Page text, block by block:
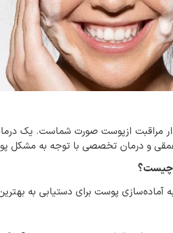
مراقبت ازپوست صورت شماست. یک
عمقی و درمان تخصصی با توجه به
چیست؟
آماده‌سازی پوست برای دستیابی به